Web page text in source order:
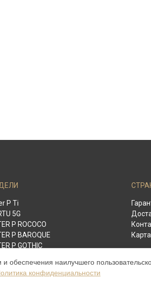
P Ti
5G
P ROCOCO
P BAROQUE
P GOTHIC
Touch Pure Navy Alligator
S Design Clous De Paris
обеспечения наилучшего
конфиденциальности